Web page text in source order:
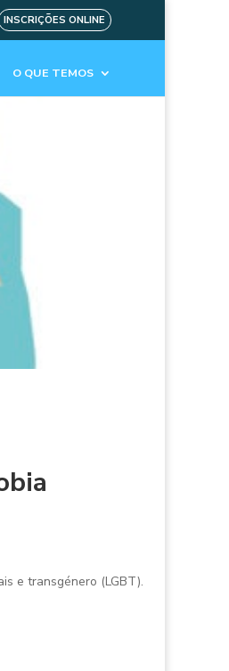
INSCRIÇÕES ONLINE
O QUE TEMOS
e transgénero (LGBT).